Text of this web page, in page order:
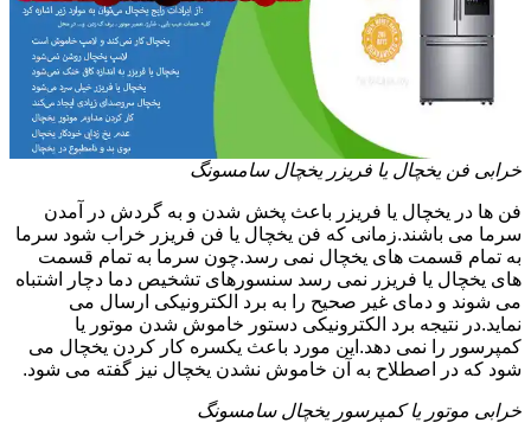
خرابی فن یخچال یا فریزر یخچال سامسونگ
فن ها در یخچال یا فریزر باعث پخش شدن و به گردش در آمدن
سرما می باشند.زمانی که فن یخچال یا فن فریزر خراب شود سرما
به تمام قسمت های یخچال نمی رسد.چون سرما به تمام قسمت
های یخچال یا فریزر نمی رسد سنسورهای تشخیص دما دچار اشتباه
می شوند و دمای غیر صحیح را به برد الکترونیکی ارسال می
نماید.در نتیجه برد الکترونیکی دستور خاموش شدن موتور یا
کمپرسور را نمی دهد.این مورد باعث یکسره کار کردن یخچال می
شود که در اصطلاح به آن خاموش نشدن یخچال نیز گفته می شود.
خرابی موتور یا کمپرسور یخچال سامسونگ